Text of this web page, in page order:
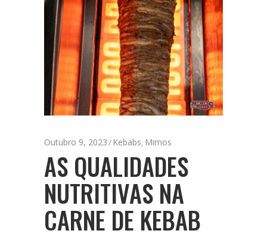
Outubro 9, 2023 Kebabs, Mimos
AS QUALIDADES
NUTRITIVAS NA
CARNE DE KEBAB